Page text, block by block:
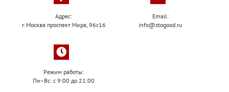
Адрес:
г. Москва проспект Мира, 96с16
Email:
info@stogood.ru
Режим работы:
Пн–Вс: с 9:00 до 21:00